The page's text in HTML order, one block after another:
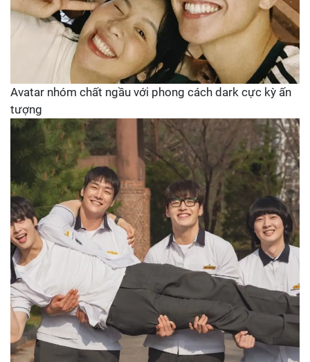
Avatar nhóm chất ngầu với phong cách dark cực kỳ ấn
tượng